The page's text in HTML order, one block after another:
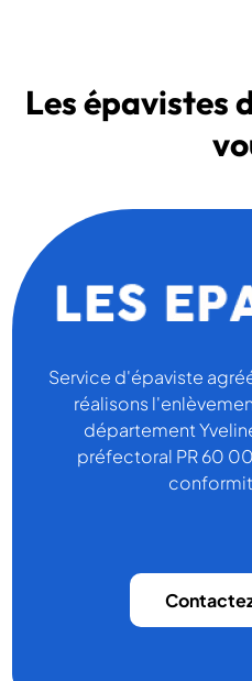
Les épavistes
Service d'épaviste
réalisons
département
préfectoral PR 60